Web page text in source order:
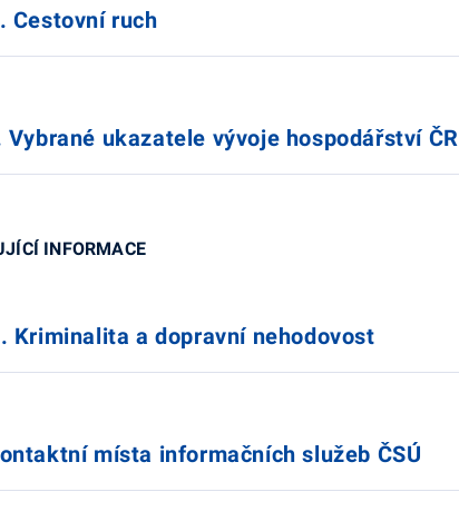
Cestovní ruch
Vybrané ukazatele vývoje hospodářství ČR
INFORMACE
Kriminalita a dopravní nehodovost
místa informačních služeb ČSÚ